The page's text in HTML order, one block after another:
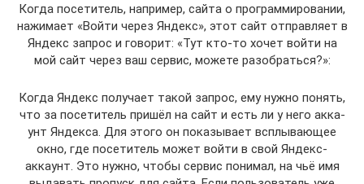
Когда посе­ти­тель, напри­мер, сай­та о про­грам­ми­ро­ва­нии,
нажи­ма­ет «Вой­ти через Яндекс», этот сайт отправ­ля­ет в
Яндекс запрос и гово­рит: «Тут кто-то хочет вой­ти на
мой сайт через ваш сер­вис, може­те разобраться?»:
Когда Яндекс полу­ча­ет такой запрос, ему нуж­но понять,
что за посе­ти­тель при­шёл на сайт и есть ли у него акка­
унт Яндек­са. Для это­го он пока­зы­ва­ет всплы­ва­ю­щее
окно, где посе­ти­тель может вой­ти в свой Яндекс-
аккаунт. Это нуж­но, что­бы сер­вис пони­мал, на чьё имя